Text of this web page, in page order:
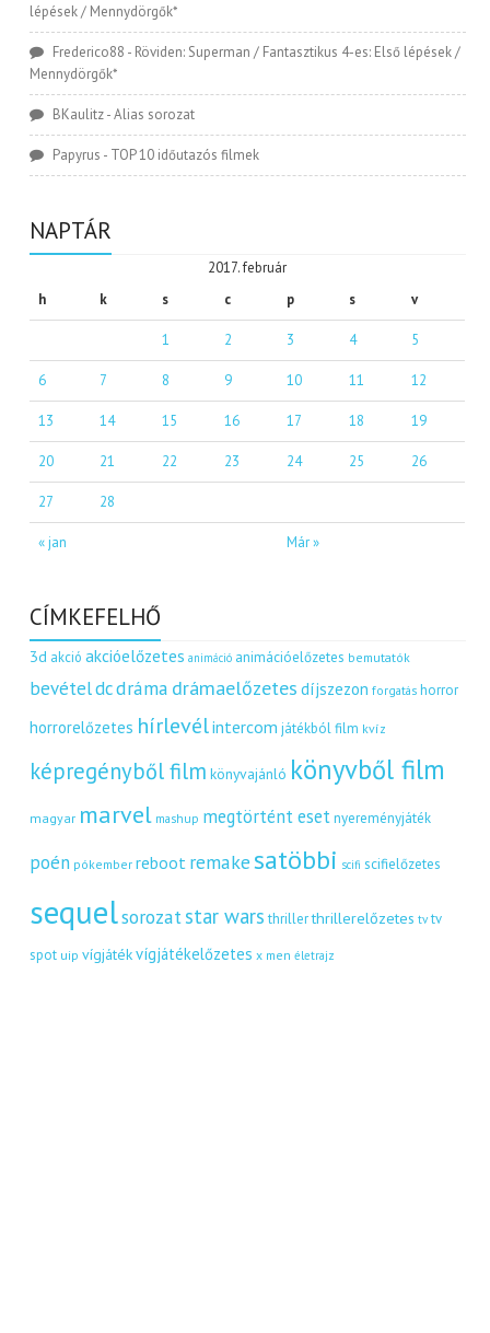
lépések / Mennydörgők*
Frederico88 - Röviden: Superman / Fantasztikus 4-es: Első lépések /
Mennydörgők*
BKaulitz-Alias sorozat
Papyrus - TOP 10 időutazós filmek
NAPTÁR
2017. február
h
k s c p s v
« jan Már »
1 2 3 4 5
6 7 8 9 10 11 12
13 14 15 16 17 18 19
20 21 22 23 24 25 26
27 28
CÍMKEFELHŐ
3d akció akcióelőzetes animáció animációelőzetes bemutatók
bevételdcdráma drámaelőzetes díjszezon forgatás horror
horrorelőzetes hírlevélintercom játékból film kvíz
képregényből film könyvajánló könyvből film
magyar marvel mashup megtörtént eset nyereményjáték
poén pókember reboot remakesatöbbi scifi scifielőzetes
sequelsorozatstar wars thriller thrillerelőzetes tv tv
spot uip vígjátékvígjátékelőzetes x men életrajz